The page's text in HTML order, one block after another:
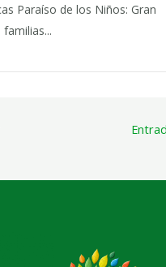
Paraíso de los Niños: Gran